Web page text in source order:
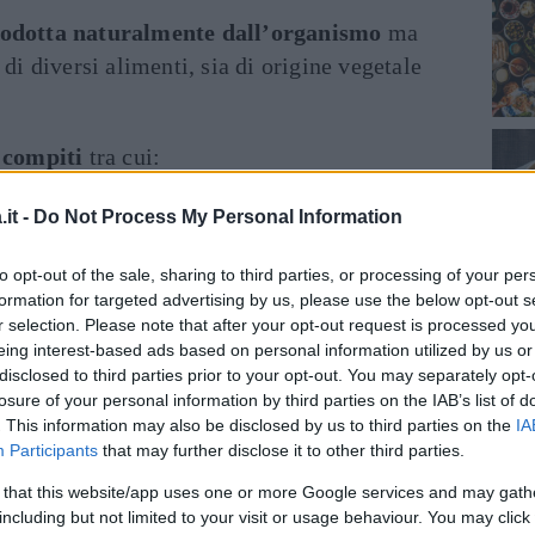
- Do Not Process My Personal Information
opt-out of the sale, sharing to third parties, or processing of your
for targeted advertising by us, please use the below opt-out
selection. Please note that after your opt-out request is processed
interest-based ads based on personal information utilized by us
to third parties prior to your opt-out. You may separately
of your personal information by third parties on the IAB’s list of
This information may also be disclosed by us to third parties on the
Participants that may further disclose it to other third parties.
that this website/app uses one or more Google services and may
but not limited to your visit or usage behaviour. You may
naturalmente dall’organismo ma
di diversi alimenti, sia di origine vegetale
tra cui:
un nervo all’altro;
e/o il rilassamento muscolare;
dei grassi;
del sangue;
immunitario;